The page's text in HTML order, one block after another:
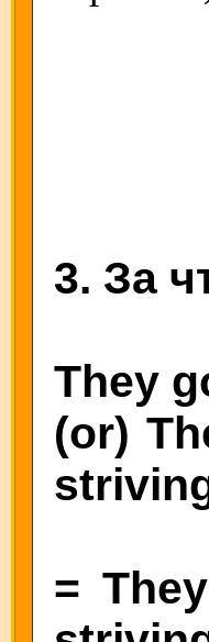
3. За
They
(or)
=